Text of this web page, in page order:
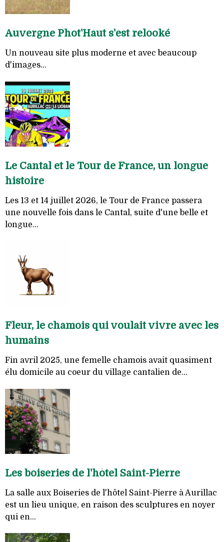
Auvergne Phot'Haut s'est relooké
Un nouveau site plus moderne et avec beaucoup
d'images...
Le Cantal et le Tour de France, un longue
histoire
Les 13 et 14 juillet 2026, le Tour de France passera
une nouvelle fois dans le Cantal, suite d'une belle et
longue...
Fleur, le chamois qui voulait vivre avec les
humains
Fin avril 2025, une femelle chamois avait quasiment
élu domicile au coeur du village cantalien de...
Les boiseries de l'hôtel Saint-Pierre
La salle aux Boiseries de l'hôtel Saint-Pierre à Aurillac
est un lieu unique, en raison des sculptures en noyer
qui en...